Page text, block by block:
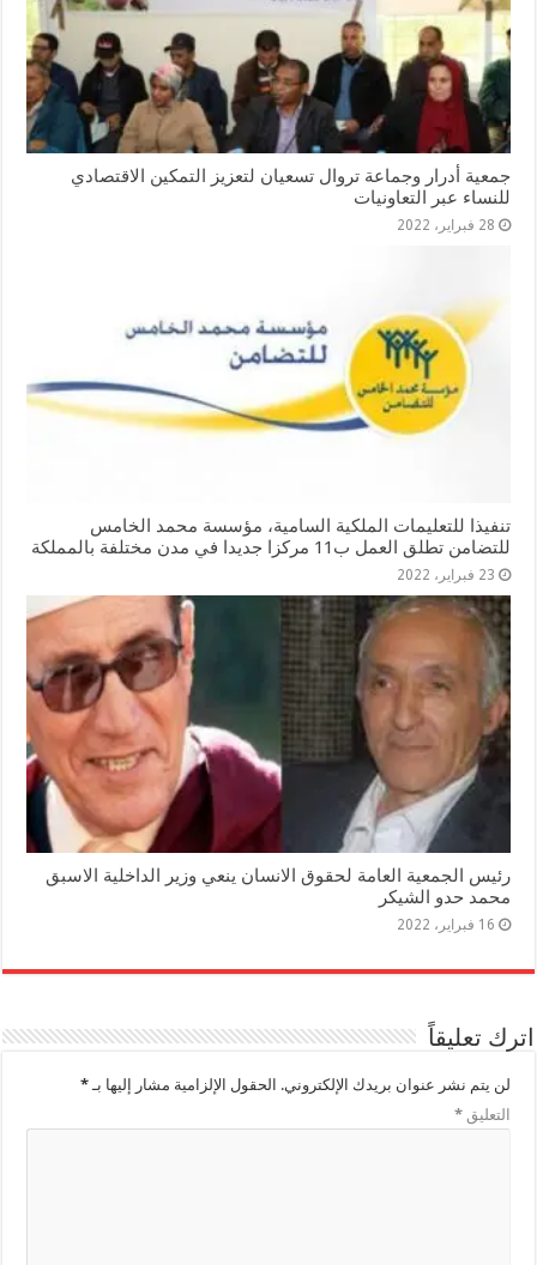
جمعية أدرار وجماعة تروال تسعيان لتعزيز التمكين الاقتصادي
للنساء عبر التعاونيات
28 فبراير، 2022
تنفيذا للتعليمات الملكية السامية، مؤسسة محمد الخامس
للتضامن تطلق العمل ب11 مركزا جديدا في مدن مختلفة بالمملكة
23 فبراير، 2022
رئيس الجمعية العامة لحقوق الانسان ينعي وزير الداخلية الاسبق
محمد حدو الشيكر
16 فبراير، 2022
اترك تعليقاً
لن يتم نشر عنوان بريدك الإلكتروني. الحقول الإلزامية مشار إليها بـ*
التعليق*